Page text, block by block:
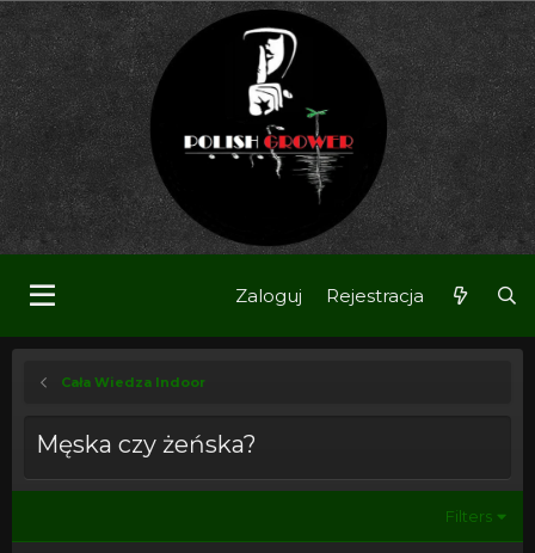
Zaloguj Rejestracja
Cała Wiedza Indoor
Męska czy żeńska?
Filters